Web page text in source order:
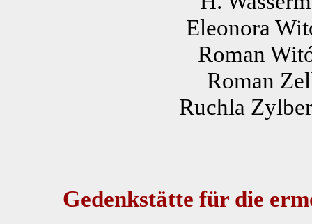
Eleonora
Roman
Roman
Ruchla
Gedenkstätte für die